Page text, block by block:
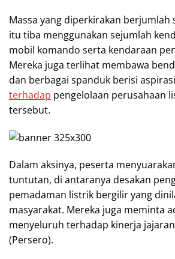
Massa yang diperkirakan berjumlah
itu tiba menggunakan sejumlah
mobil komando serta kendaraan
Mereka juga terlihat membawa
dan berbagai spanduk berisi
terhadap pengelolaan perusahaan
tersebut.
Dalam aksinya, peserta
tuntutan, di antaranya desakan
pemadaman listrik bergilir yang
masyarakat. Mereka juga meminta
menyeluruh terhadap kinerja jajaran
(Persero).